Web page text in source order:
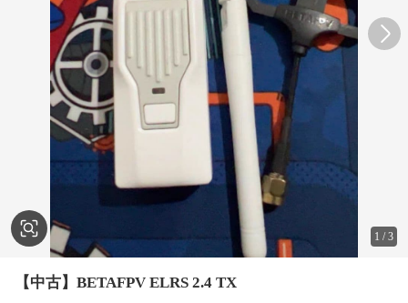
1 /3
【中古】BETAFPV ELRS 2.4 TX